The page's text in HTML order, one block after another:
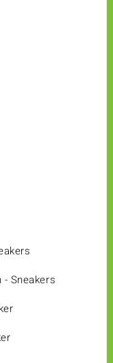
- Sneakers